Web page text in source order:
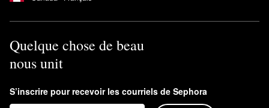
Quelque chose de beau
nous unit
S’inscrire pour recevoir les courriels de Sephora